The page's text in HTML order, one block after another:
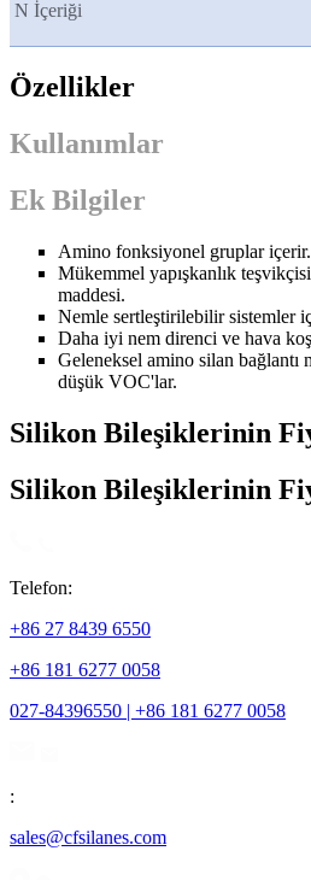
N İçeriği
Özellikler
Kullanımlar
Ek Bilgiler
Amino fonksiyonel gruplar içerir.
Mükemmel yapışkanlık
maddesi.
Nemle sertleştirilebilir sistemler
Daha iyi nem direnci ve hava
Geleneksel amino silan bağlantı
düşük VOC'lar.
Silikon Bileşiklerinin
Silikon Bileşiklerinin
Telefon:
+86 27 8439 6550
+86 181 6277 0058
027-84396550 | +86 181 6277 0058
:
sales@cfsilanes.com